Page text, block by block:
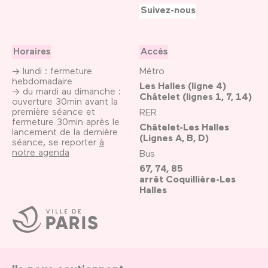
Ville
de
Paris
Horaires
→ lundi : fermeture
hebdomadaire
→ du mardi au dimanche :
ouverture 30min avant la
première séance et
fermeture 30min après le
lancement de la dernière
séance, se reporter à
notre agenda
Accès
Métro
Les Halles (ligne 4)
Châtelet (lignes 1, 7, 14)
RER
Châtelet-Les Halles
(Lignes A, B, D)
Bus
67, 74, 85
arrêt Coquillière-Les
Halles
Suivez-nous